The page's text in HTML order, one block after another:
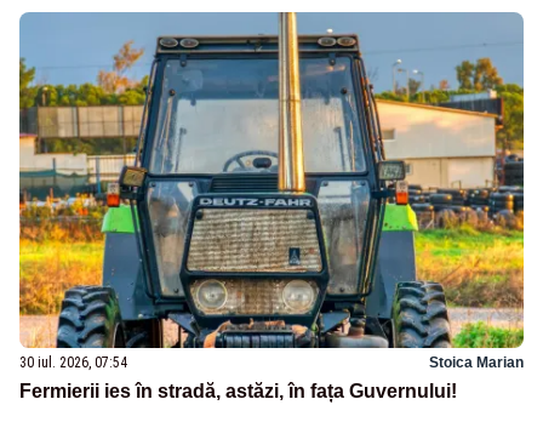
30 iul. 2026, 07:54 Stoica Marian
Fermierii ies în stradă, astăzi, în fața Guvernului!